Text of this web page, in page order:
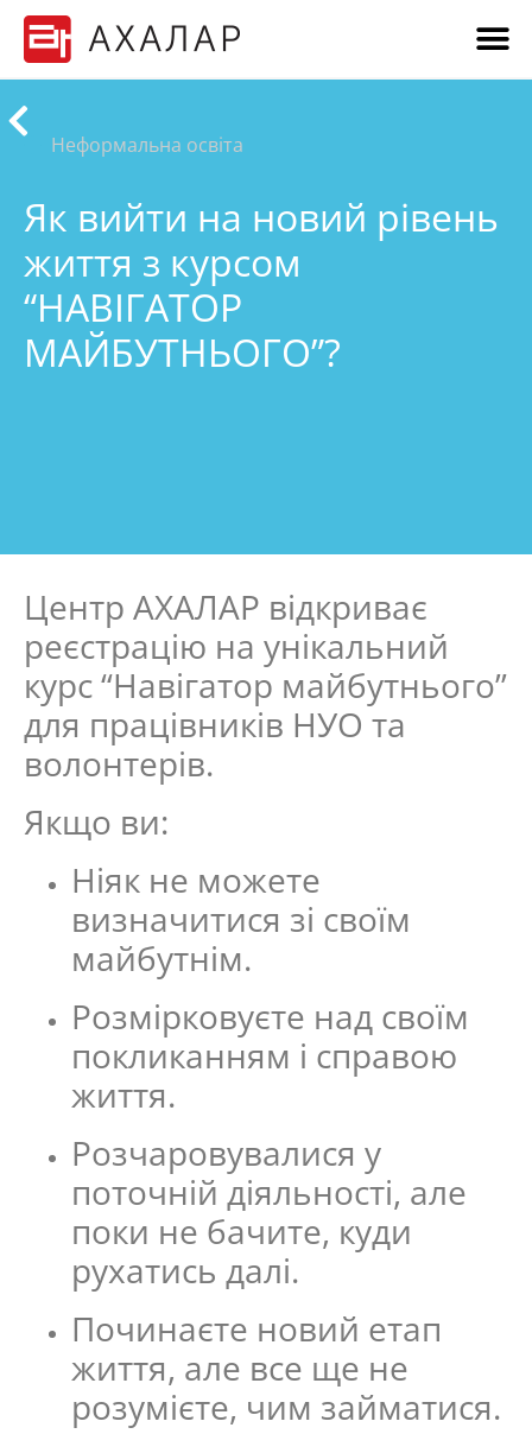
Неформальна освіта
Як вийти на новий рівень
життя з курсом
“НАВІГАТОР
МАЙБУТНЬОГО”?
Центр АХАЛАР відкриває
реєстрацію на унікальний
курс “Навігатор майбутнього”
для працівників НУО та
волонтерів.
Якщо ви:
Ніяк не можете
визначитися зі своїм
майбутнім.
Розмірковуєте над своїм
покликанням і справою
життя.
Розчаровувалися у
поточній діяльності, але
поки не бачите, куди
рухатись далі.
Починаєте новий етап
життя, але все ще не
розумієте, чим займатися.